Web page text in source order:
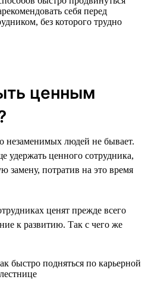
себя перед
без которого трудно
ценным
незаменимых людей не бывает.
удержать ценного сотрудника,
замену, потратив на это время
ценят прежде всего
к развитию. Так с чего же